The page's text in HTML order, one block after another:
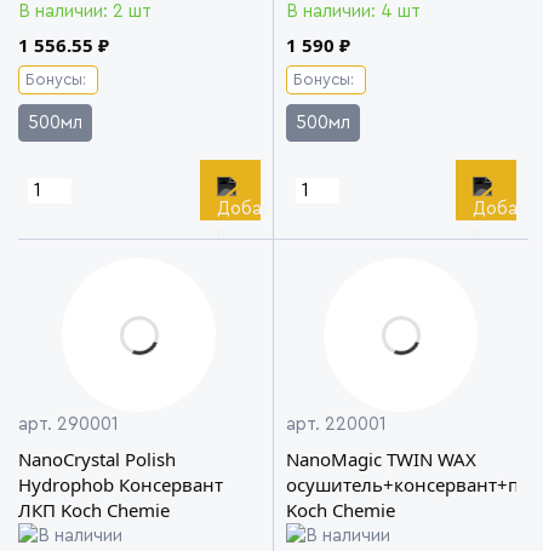
В наличии: 2 шт
1 556.55 ₽
Бонусы:
500мл
В наличии: 4 шт
1 590 ₽
Бонусы:
500мл
арт. 290001
NanoCrystal Polish
Hydrophob Консервант
ЛКП Koch Chemie
арт. 220001
NanoMagic TWIN WAX
Koch Chemie